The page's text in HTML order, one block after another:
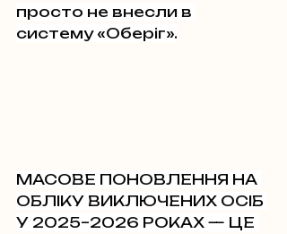
просто не внесли в
систему «Оберіг».
МАСОВЕ ПОНОВЛЕННЯ НА
ОБЛІКУ ВИКЛЮЧЕНИХ ОСІБ
У 2025–2026 РОКАХ — ЦЕ